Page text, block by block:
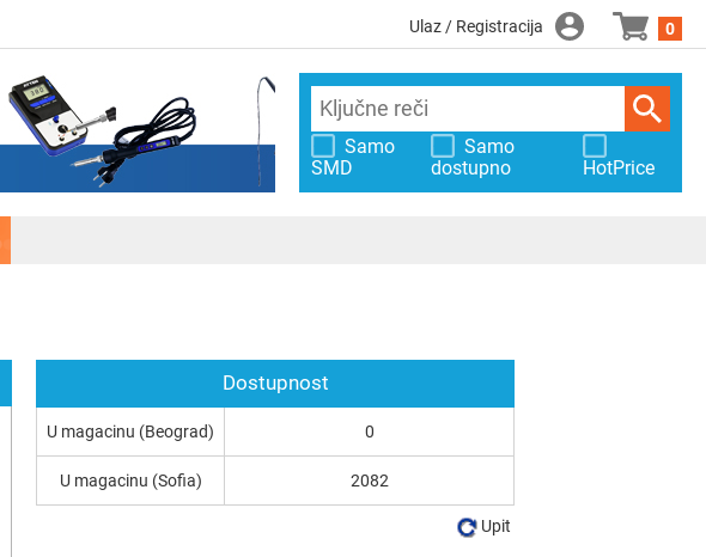
Ulaz / Registracija 0
Samo
SMD
Samo
dostupno
HotPrice
Dostupnost
U magacinu (Beograd) 0
U magacinu (Sofia) 2082
Upit